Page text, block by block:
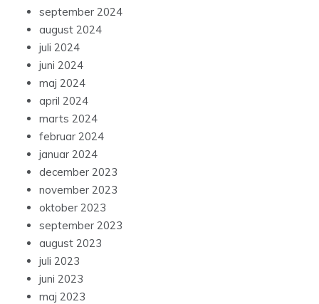
september 2024
august 2024
juli 2024
juni 2024
maj 2024
april 2024
marts 2024
februar 2024
januar 2024
december 2023
november 2023
oktober 2023
september 2023
august 2023
juli 2023
juni 2023
maj 2023